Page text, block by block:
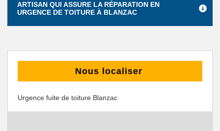
ARTISAN QUI ASSURE LA RÉPARATION EN
URGENCE DE TOITURE À BLANZAC
Nous localiser
Urgence fuite de toiture Blanzac